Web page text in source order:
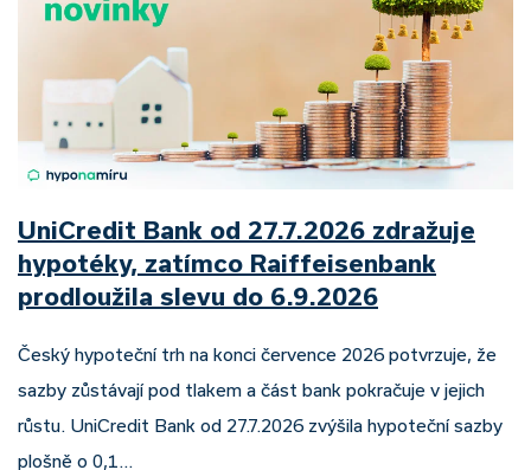
UniCredit Bank od 27.7.2026 zdražuje
hypotéky, zatímco Raiffeisenbank
prodloužila slevu do 6.9.2026
Český hypoteční trh na konci července 2026 potvrzuje, že
sazby zůstávají pod tlakem a část bank pokračuje v jejich
růstu. UniCredit Bank od 27.7.2026 zvýšila hypoteční sazby
plošně o 0,1…